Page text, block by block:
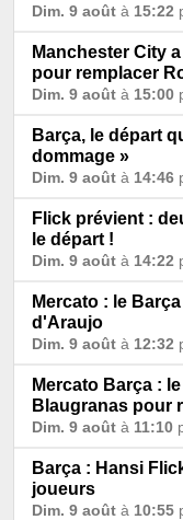
Dim. 9 août à 15:22
Manchester City
pour remplacer
Dim. 9 août à 15:00
Barça, le départ
dommage »
Dim. 9 août à 14:46
Flick prévient :
le départ !
Dim. 9 août à 14:22
Mercato : le
d'Araujo
Dim. 9 août à 12:32
Mercato Barça :
Blaugranas pour
Dim. 9 août à 11:10
Barça : Hansi
joueurs
Dim. 9 août à 10:55